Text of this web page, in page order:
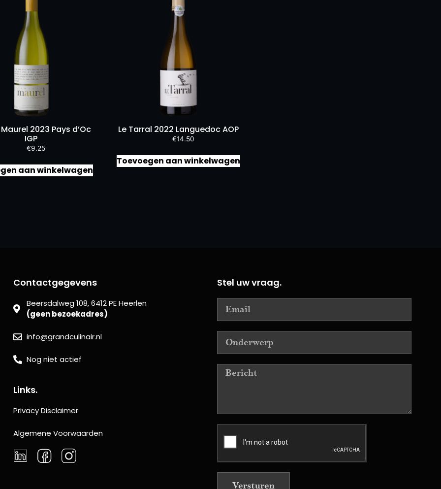
2023 Pays d’Oc
IGP
€9.25
aan winkelwagen
Le Tarral 2022 Languedoc AOP
€14.50
Toevoegen aan winkelwagen
Contactgegevens
Beersdalweg 108, 6412 PE Heerlen
(geen bezoekadres)
info@grandculinair.nl
Nog niet actief
Links.
Privacy Disclaimer
Algemene Voorwaarden
Stel uw vraag.
Versturen